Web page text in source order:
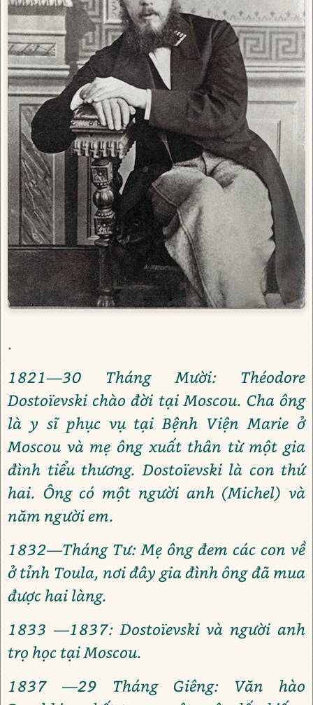
.
1821—30 Tháng Mười: Théodore
Dostoïevski chào đời tại Moscou. Cha ông
là y sĩ phục vụ tại Bệnh Viện Marie ở
Moscou và mẹ ông xuất thân từ một gia
đình tiểu thương. Dostoïevski là con thứ
hai. Ông có một người anh (Michel) và
năm người em.
1832—Tháng Tư: Mẹ ông đem các con về
ở tỉnh Toula, nơi đây gia đình ông đã mua
được hai làng.
1833 —1837: Dostoïevski và người anh
trọ học tại Moscou.
1837 —29 Tháng Giêng: Văn hào